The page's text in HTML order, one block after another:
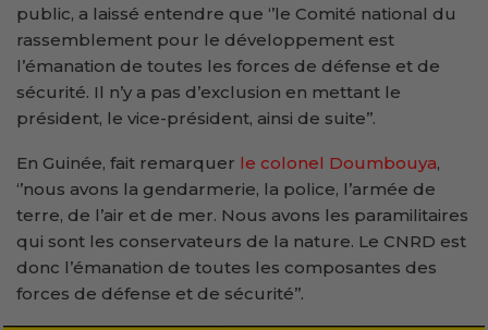
public, a laissé entendre que ‘’le Comité national du
rassemblement pour le développement est
l’émanation de toutes les forces de défense et de
sécurité. Il n’y a pas d’exclusion en mettant le
président, le vice-président, ainsi de suite’’.
En Guinée, fait remarquer le colonel Doumbouya,
‘’nous avons la gendarmerie, la police, l’armée de
terre, de l’air et de mer. Nous avons les paramilitaires
qui sont les conservateurs de la nature. Le CNRD est
donc l’émanation de toutes les composantes des
forces de défense et de sécurité’’.